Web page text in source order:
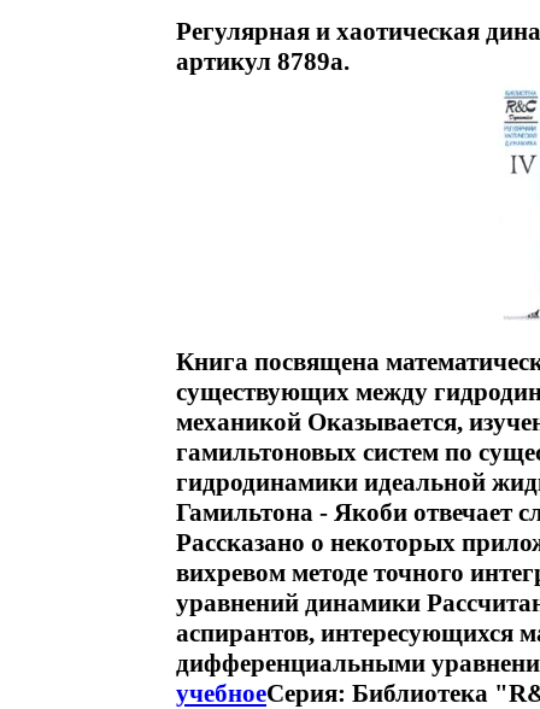
Регулярная и хаотическая
артикул 8789a.
Книга посвящена
существующих между
механикой Оказывается,
гамильтоновых систем по
гидродинамики идеальной
Гамильтона - Якоби отвечает
Рассказано о некоторых
вихревом методе точного
уравнений динамики
аспирантов, интересующихся
дифференциальными
учебноеСерия: Библиотека